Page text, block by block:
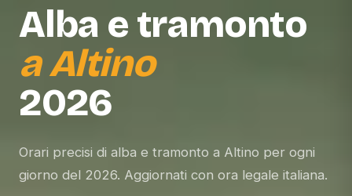
Alba e tramonto
aAltino
2026
Orari precisi di alba e tramonto a Altino per ogni
giorno del 2026. Aggiornati con ora legale italiana.